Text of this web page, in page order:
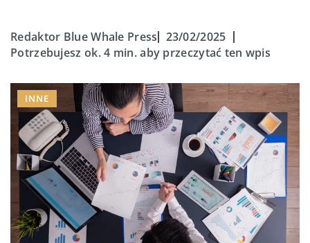
Redaktor Blue Whale Press
23/02/2025
Potrzebujesz ok. 4 min. aby przeczytać ten wpis
INNE